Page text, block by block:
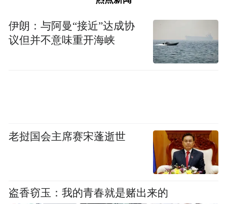
观的空间设计、备受推崇的丰富美食、成绩
斐然的养生水疗、独树一帜的S.H.O.W. 服务
文化，以及娱乐项目，惊艳四方。
伊朗：与阿曼“接近”达成协
议但并不意味重开海峡
老挝国会主席赛宋蓬逝世
盗香窃玉：我的青春就是赌出来的